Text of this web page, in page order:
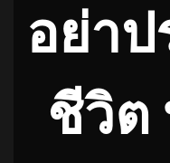
อย่า
ชีวิต